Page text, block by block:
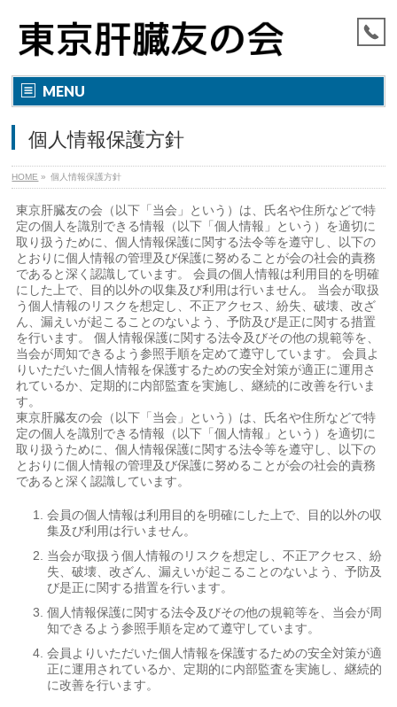
MENU
個人情報保護方針
HOME » 個人情報保護方針
東京肝臓友の会（以下「当会」という）は、氏名や住所などで特
定の個人を識別できる情報（以下「個人情報」という）を適切に
取り扱うために、個人情報保護に関する法令等を遵守し、以下の
とおりに個人情報の管理及び保護に努めることが会の社会的責務
であると深く認識しています。 会員の個人情報は利用目的を明確
にした上で、目的以外の収集及び利用は行いません。 当会が取扱
う個人情報のリスクを想定し、不正アクセス、紛失、破壊、改ざ
ん、漏えいが起こることのないよう、予防及び是正に関する措置
を行います。 個人情報保護に関する法令及びその他の規範等を、
当会が周知できるよう参照手順を定めて遵守しています。 会員よ
りいただいた個人情報を保護するための安全対策が適正に運用さ
れているか、定期的に内部監査を実施し、継続的に改善を行いま
す。
東京肝臓友の会（以下「当会」という）は、氏名や住所などで特
定の個人を識別できる情報（以下「個人情報」という）を適切に
取り扱うために、個人情報保護に関する法令等を遵守し、以下の
とおりに個人情報の管理及び保護に努めることが会の社会的責務
であると深く認識しています。
会員の個人情報は利用目的を明確にした上で、目的以外の収
集及び利用は行いません。
当会が取扱う個人情報のリスクを想定し、不正アクセス、紛
失、破壊、改ざん、漏えいが起こることのないよう、予防及
び是正に関する措置を行います。
個人情報保護に関する法令及びその他の規範等を、当会が周
知できるよう参照手順を定めて遵守しています。
会員よりいただいた個人情報を保護するための安全対策が適
正に運用されているか、定期的に内部監査を実施し、継続的
に改善を行います。